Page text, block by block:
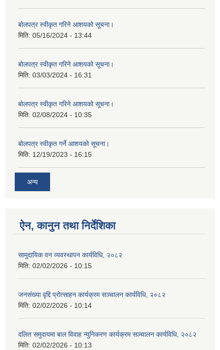
बोलपत्र स्वीकृत गरिने आशयको सूचना।
मिति: 05/16/2024 - 13:44
बोलपत्र स्वीकृत गरिने आशयको सूचना।
मिति: 03/03/2024 - 16:31
बोलपत्र स्वीकृत गरिने आशयको सूचना।
मिति: 02/08/2024 - 10:35
बोलपत्र स्वीकृत गर्ने आशयको सूचना।
मिति: 12/19/2023 - 16:15
अन्य
ऐन, कानुन तथा निर्देशिका
सामुदायिक वन व्यवस्थापन कार्यविधि, २०८२
मिति: 02/02/2026 - 10:15
जनसंख्या वृद्दि प्रोत्साहन कार्यक्रम सञ्‍चालन कार्यविधि, २०८२
मिति: 02/02/2026 - 10:14
दलित समुदायमा बाल विवाह न्युनिकरण कार्यक्रम सञ्‍चालन कार्यविधि, २०८२
मिति: 02/02/2026 - 10:13